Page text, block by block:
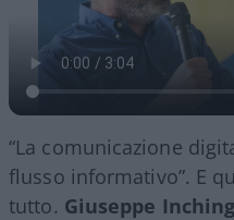
“La comunicazione
flusso informativo”. E
tutto. Giuseppe